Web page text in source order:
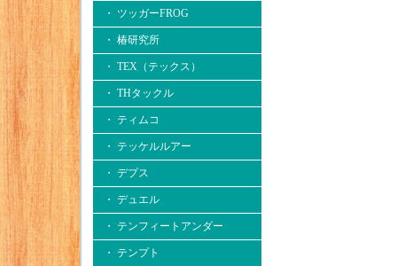
・ ツッガーFROG
・ 椿研究所
・ TEX（テックス）
・ THタックル
・ ティムコ
・ テッケルルアー
・ デプス
・ デュエル
・ テンフィートアンダー
・ テンプト